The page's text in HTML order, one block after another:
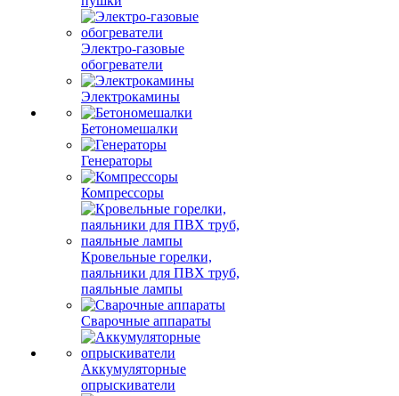
Электро-газовые
обогреватели
Электрокамины
Бетономешалки
Генераторы
Компрессоры
Кровельные горелки,
паяльники для ПВХ труб,
паяльные лампы
Сварочные аппараты
Аккумуляторные
опрыскиватели